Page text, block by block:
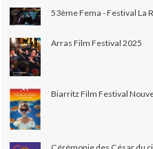
53ème Fema - Festival La
Arras Film Festival 2025
Biarritz Film Festival